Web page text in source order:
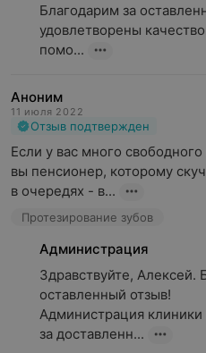
Благодарим за
удовлетворены
помо...
Аноним
11 июля 2022
Отзыв подтвержден
Если у вас много
вы пенсионер, которому
в очередях - в...
Протезирование зубов
Администрация
Здравствуйте, Алексей.
оставленный отзыв!
Администрация клиники
за доставленн...